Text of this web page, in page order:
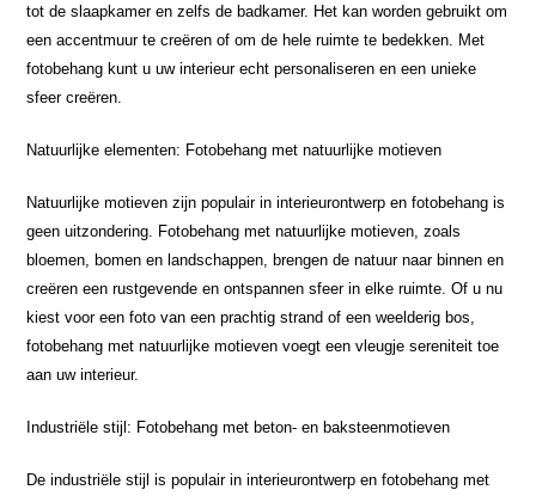
tot de slaapkamer en zelfs de badkamer. Het kan worden gebruikt om
een accentmuur te creëren of om de hele ruimte te bedekken. Met
fotobehang kunt u uw interieur echt personaliseren en een unieke
sfeer creëren.
Natuurlijke elementen: Fotobehang met natuurlijke motieven
Natuurlijke motieven zijn populair in interieurontwerp en fotobehang is
geen uitzondering. Fotobehang met natuurlijke motieven, zoals
bloemen, bomen en landschappen, brengen de natuur naar binnen en
creëren een rustgevende en ontspannen sfeer in elke ruimte. Of u nu
kiest voor een foto van een prachtig strand of een weelderig bos,
fotobehang met natuurlijke motieven voegt een vleugje sereniteit toe
aan uw interieur.
Industriële stijl: Fotobehang met beton- en baksteenmotieven
De industriële stijl is populair in interieurontwerp en fotobehang met